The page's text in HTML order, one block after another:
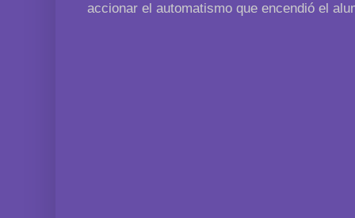
accionar el automatismo que encendió el